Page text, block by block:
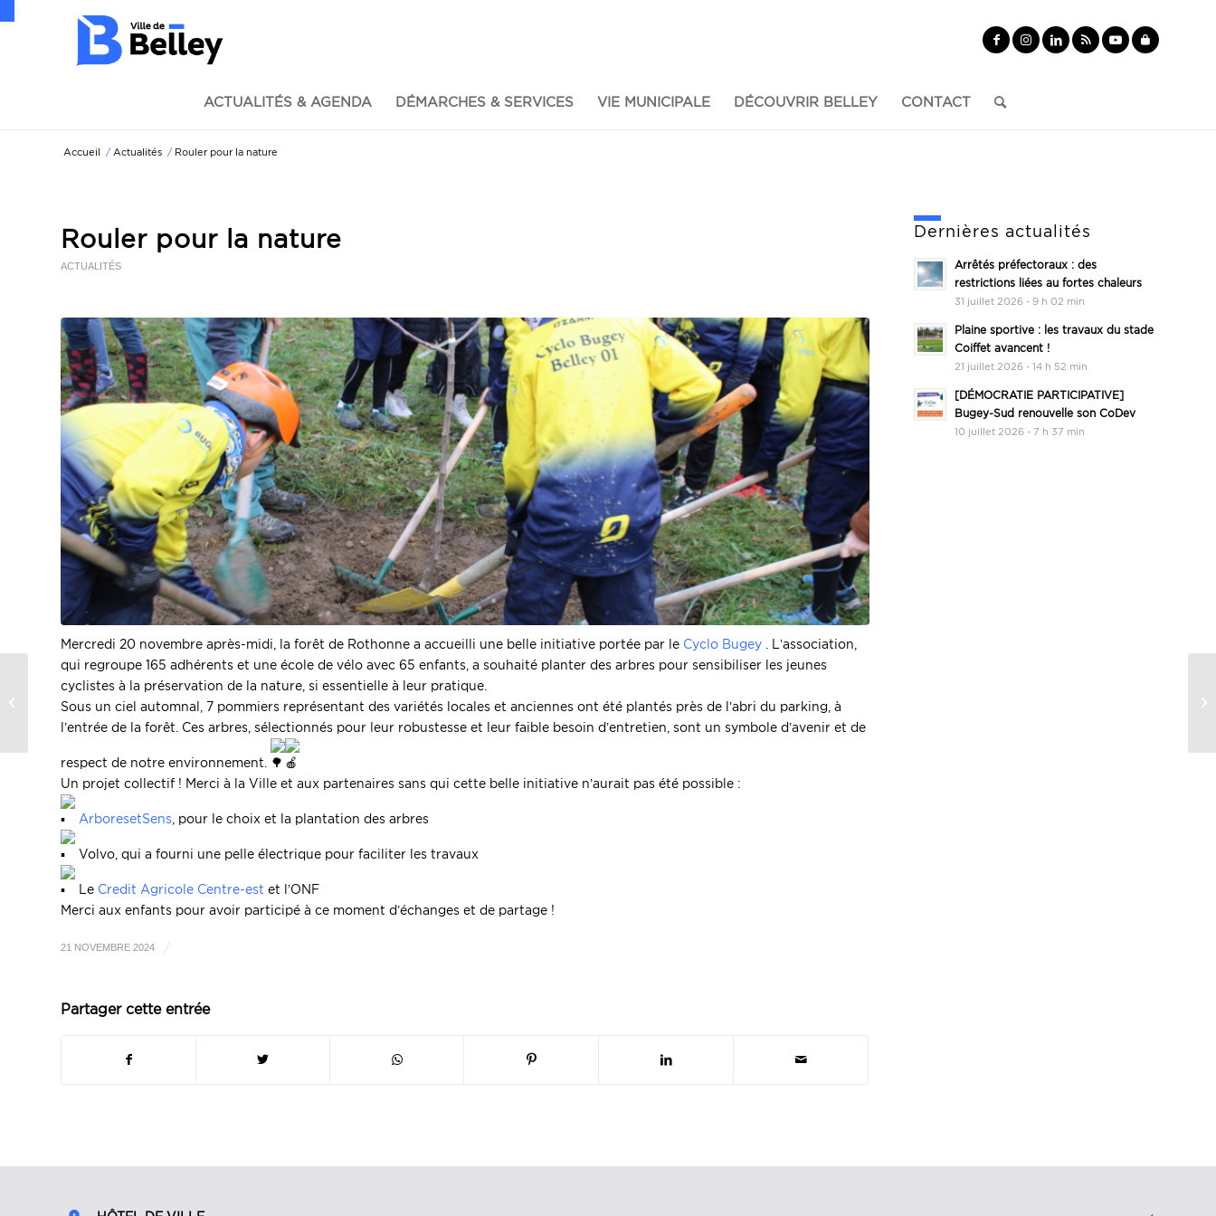
ACTUALITÉS & AGENDA DÉMARCHES & SERVICES VIE MUNICIPALE DÉCOUVRIR BELLEY CONTACT
Accueil / Actualités / Rouler pour la nature
Rouler pour la nature
ACTUALITÉS
Mercredi 20 novembre après-midi, la forêt de Rothonne a accueilli une belle initiative portée par le Cyclo Bugey . L’association,
qui regroupe 165 adhérents et une école de vélo avec 65 enfants, a souhaité planter des arbres pour sensibiliser les jeunes
cyclistes à la préservation de la nature, si essentielle à leur pratique.
Sous un ciel automnal, 7 pommiers représentant des variétés locales et anciennes ont été plantés près de l’abri du parking, à
l’entrée de la forêt. Ces arbres, sélectionnés pour leur robustesse et leur faible besoin d’entretien, sont un symbole d’avenir et de
respect de notre environnement.
Un projet collectif ! Merci à la Ville et aux partenaires sans qui cette belle initiative n’aurait pas été possible :
ArboresetSens , pour le choix et la plantation des arbres
Volvo, qui a fourni une pelle électrique pour faciliter les travaux
Le Credit Agricole Centre-est et l’ONF
Merci aux enfants pour avoir participé à ce moment d’échanges et de partage !
21 NOVEMBRE 2024 /
Partager cette entrée
Dernières actualités
Arrêtés préfectoraux : des
restrictions liées au fortes chaleurs
31 juillet 2026 - 9 h 02 min
Plaine sportive : les travaux du stade
Coiffet avancent !
21 juillet 2026 - 14 h 52 min
[DÉMOCRATIE PARTICIPATIVE]
Bugey-Sud renouvelle son CoDev
10 juillet 2026 - 7 h 37 min
France identité :
votre identité
numérique certifiée